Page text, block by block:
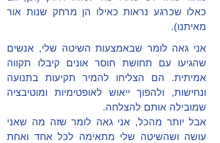
כאלו שכרגע נראות כאילו הן מרחק שנות אור
מאיתנו).
אני גאה לומר שבאמצעות השיטה שלי, אנשים
שהגיעו עם תחושת חוסר אונים קיבלו תקווה
אמיתית. הם הצליחו להמיר תקיעות בתנועה
ונחישות, ולהפוך ייאוש לאופטימיות ומוטיבציה
שמובילה אותם להצלחה.
אבל יותר מהכל, אני גאה לומר שזה מה שאני
עושה ושהשיטה שלי מתאימה לכל אחד ואחת